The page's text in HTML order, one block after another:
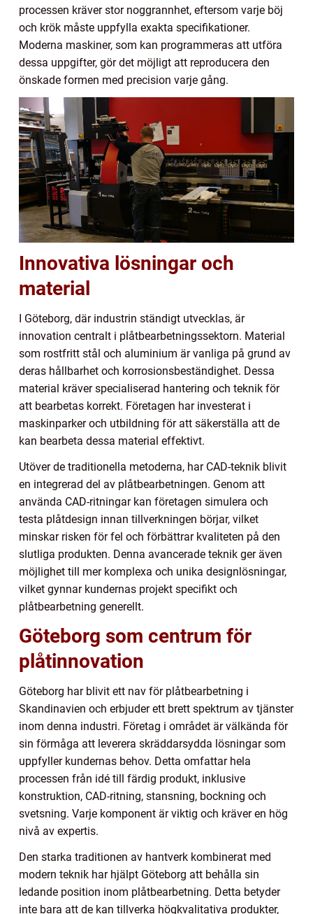
processen kräver stor noggrannhet, eftersom varje böj
och krök måste uppfylla exakta specifikationer.
Moderna maskiner, som kan programmeras att utföra
dessa uppgifter, gör det möjligt att reproducera den
önskade formen med precision varje gång.
Innovativa lösningar och
material
I Göteborg, där industrin ständigt utvecklas, är
innovation centralt i plåtbearbetningssektorn. Material
som rostfritt stål och aluminium är vanliga på grund av
deras hållbarhet och korrosionsbeständighet. Dessa
material kräver specialiserad hantering och teknik för
att bearbetas korrekt. Företagen har investerat i
maskinparker och utbildning för att säkerställa att de
kan bearbeta dessa material effektivt.
Utöver de traditionella metoderna, har CAD-teknik blivit
en integrerad del av plåtbearbetningen. Genom att
använda CAD-ritningar kan företagen simulera och
testa plåtdesign innan tillverkningen börjar, vilket
minskar risken för fel och förbättrar kvaliteten på den
slutliga produkten. Denna avancerade teknik ger även
möjlighet till mer komplexa och unika designlösningar,
vilket gynnar kundernas projekt specifikt och
plåtbearbetning generellt.
Göteborg som centrum för
plåtinnovation
Göteborg har blivit ett nav för plåtbearbetning i
Skandinavien och erbjuder ett brett spektrum av tjänster
inom denna industri. Företag i området är välkända för
sin förmåga att leverera skräddarsydda lösningar som
uppfyller kundernas behov. Detta omfattar hela
processen från idé till färdig produkt, inklusive
konstruktion, CAD-ritning, stansning, bockning och
svetsning. Varje komponent är viktig och kräver en hög
nivå av expertis.
Den starka traditionen av hantverk kombinerat med
modern teknik har hjälpt Göteborg att behålla sin
ledande position inom plåtbearbetning. Detta betyder
inte bara att de kan tillverka högkvalitativa produkter,